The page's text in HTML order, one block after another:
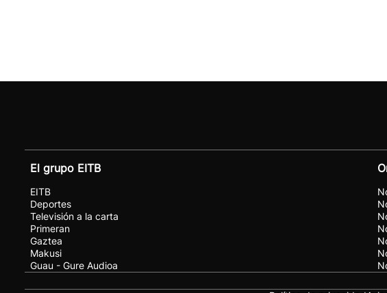
El grupo EITB
EITB
Deportes
Televisión a la carta
Primeran
Gaztea
Makusi
Guau - Gure Audioa